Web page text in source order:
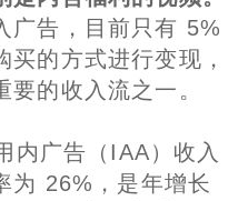
广告，目前只有 5%
的方式进行变现，
要的收入流之一。
内广告（IAA）收入
为 26%，是年增长